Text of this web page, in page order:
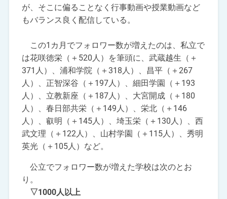
が、そこに偏ることなく行事動画や授業動画など
もバランス良く配信している。
この1カ月でフォロワー数が増えたのは、私立で
は花咲徳栄（＋520人）を筆頭に、武蔵越生（＋
371人）、浦和学院（＋318人）、昌平（＋267
人）、正智深谷（＋197人）、細田学園（＋193
人）、立教新座（＋187人）、大宮開成（＋180
人）、春日部共栄（＋149人）、栄北（＋146
人）、叡明（＋145人）、埼玉栄（＋130人）、西
武文理（＋122人）、山村学園（＋115人）、秀明
英光（＋105人）など。
公立でフォロワー数が増えた学校は次のとお
り。
▽1000人以上